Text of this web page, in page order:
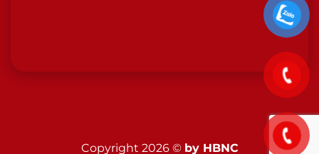
Copyright 2026 © by HBNC